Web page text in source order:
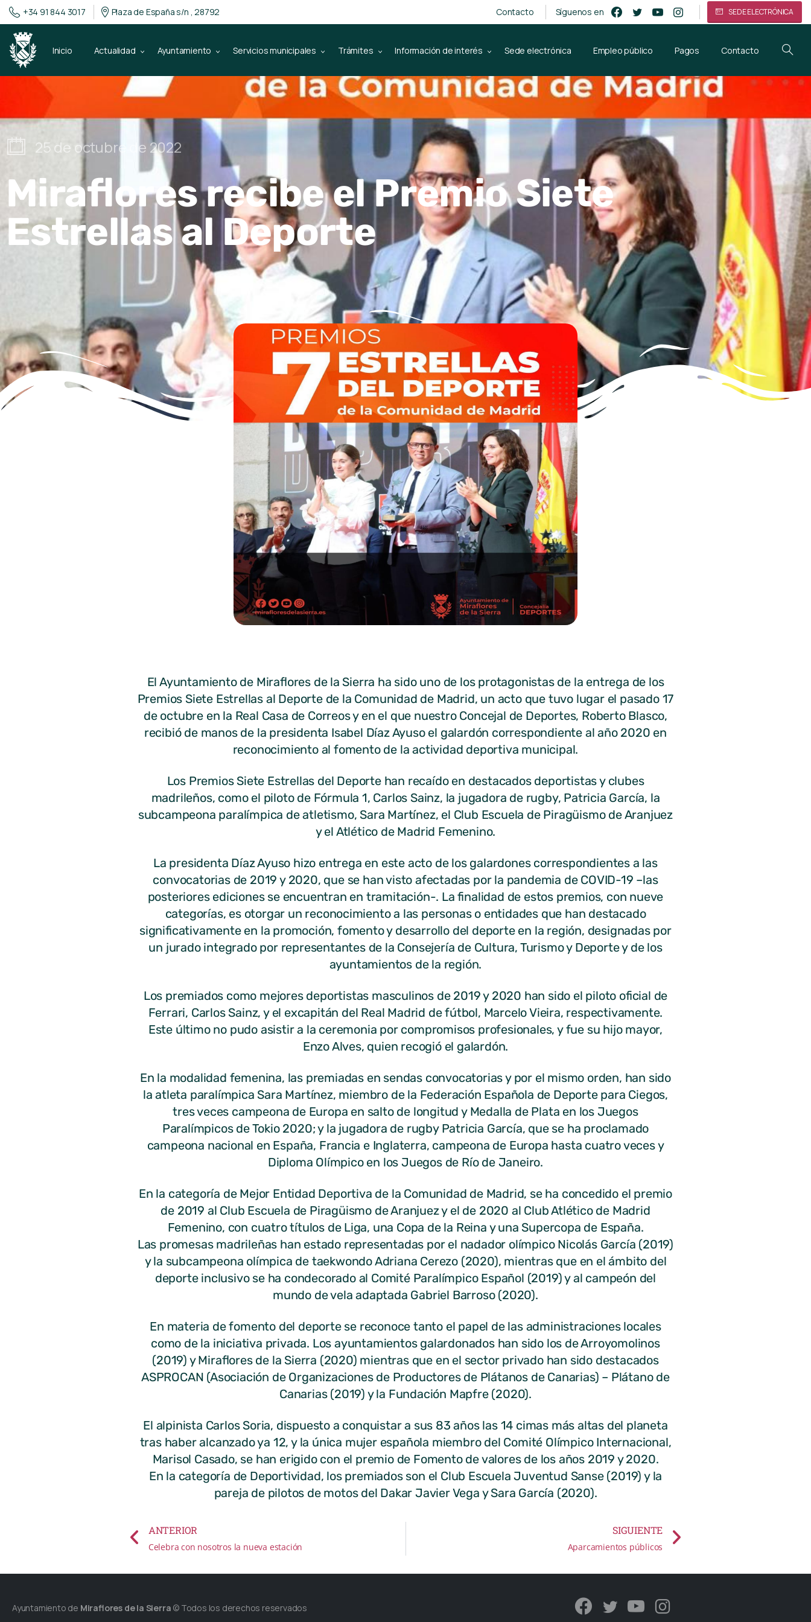
+34 91 844 3017 Plaza de España s/n , 28792 Contacto Síguenos en SEDE ELECTRÓNICA
Inicio Actualidad Ayuntamiento Servicios municipales Trámites Información de interés Sede electrónica Empleo público Pagos Contacto
25 de octubre de 2022
Miraflores recibe el Premio Siete
Estrellas al Deporte
El Ayuntamiento de Miraflores de la Sierra ha sido uno de los protagonistas de la entrega de los
Premios Siete Estrellas al Deporte de la Comunidad de Madrid, un acto que tuvo lugar el pasado 17
de octubre en la Real Casa de Correos y en el que nuestro Concejal de Deportes, Roberto Blasco,
recibió de manos de la presidenta Isabel Díaz Ayuso el galardón correspondiente al año 2020 en
reconocimiento al fomento de la actividad deportiva municipal.
Los Premios Siete Estrellas del Deporte han recaído en destacados deportistas y clubes
madrileños, como el piloto de Fórmula 1, Carlos Sainz, la jugadora de rugby, Patricia García, la
subcampeona paralímpica de atletismo, Sara Martínez, el Club Escuela de Piragüismo de Aranjuez
y el Atlético de Madrid Femenino.
La presidenta Díaz Ayuso hizo entrega en este acto de los galardones correspondientes a las
convocatorias de 2019 y 2020, que se han visto afectadas por la pandemia de COVID-19 –las
posteriores ediciones se encuentran en tramitación-. La finalidad de estos premios, con nueve
categorías, es otorgar un reconocimiento a las personas o entidades que han destacado
significativamente en la promoción, fomento y desarrollo del deporte en la región, designadas por
un jurado integrado por representantes de la Consejería de Cultura, Turismo y Deporte y de los
ayuntamientos de la región.
Los premiados como mejores deportistas masculinos de 2019 y 2020 han sido el piloto oficial de
Ferrari, Carlos Sainz, y el excapitán del Real Madrid de fútbol, Marcelo Vieira, respectivamente.
Este último no pudo asistir a la ceremonia por compromisos profesionales, y fue su hijo mayor,
Enzo Alves, quien recogió el galardón.
En la modalidad femenina, las premiadas en sendas convocatorias y por el mismo orden, han sido
la atleta paralímpica Sara Martínez, miembro de la Federación Española de Deporte para Ciegos,
tres veces campeona de Europa en salto de longitud y Medalla de Plata en los Juegos
Paralímpicos de Tokio 2020; y la jugadora de rugby Patricia García, que se ha proclamado
campeona nacional en España, Francia e Inglaterra, campeona de Europa hasta cuatro veces y
Diploma Olímpico en los Juegos de Río de Janeiro.
En la categoría de Mejor Entidad Deportiva de la Comunidad de Madrid, se ha concedido el premio
de 2019 al Club Escuela de Piragüismo de Aranjuez y el de 2020 al Club Atlético de Madrid
Femenino, con cuatro títulos de Liga, una Copa de la Reina y una Supercopa de España.
Las promesas madrileñas han estado representadas por el nadador olímpico Nicolás García (2019)
y la subcampeona olímpica de taekwondo Adriana Cerezo (2020), mientras que en el ámbito del
deporte inclusivo se ha condecorado al Comité Paralímpico Español (2019) y al campeón del
mundo de vela adaptada Gabriel Barroso (2020).
En materia de fomento del deporte se reconoce tanto el papel de las administraciones locales
como de la iniciativa privada. Los ayuntamientos galardonados han sido los de Arroyomolinos
(2019) y Miraflores de la Sierra (2020) mientras que en el sector privado han sido destacados
ASPROCAN (Asociación de Organizaciones de Productores de Plátanos de Canarias) – Plátano de
Canarias (2019) y la Fundación Mapfre (2020).
El alpinista Carlos Soria, dispuesto a conquistar a sus 83 años las 14 cimas más altas del planeta
tras haber alcanzado ya 12, y la única mujer española miembro del Comité Olímpico Internacional,
Marisol Casado, se han erigido con el premio de Fomento de valores de los años 2019 y 2020.
En la categoría de Deportividad, los premiados son el Club Escuela Juventud Sanse (2019) y la
pareja de pilotos de motos del Dakar Javier Vega y Sara García (2020).
ANTERIOR
Celebra con nosotros la nueva estación
SIGUIENTE
Aparcamientos públicos
Ayuntamiento de Miraflores de la Sierra © Todos los derechos reservados